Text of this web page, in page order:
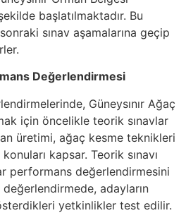
başlatılmaktadır. Bu
sınav aşamalarına geçip
Değerlendirmesi
Güneysınır Ağaç
için öncelikle teorik sınavlar
üretimi, ağaç kesme teknikleri
kapsar. Teorik sınavı
performans değerlendirmesini
adayların
yetkinlikler test edilir.